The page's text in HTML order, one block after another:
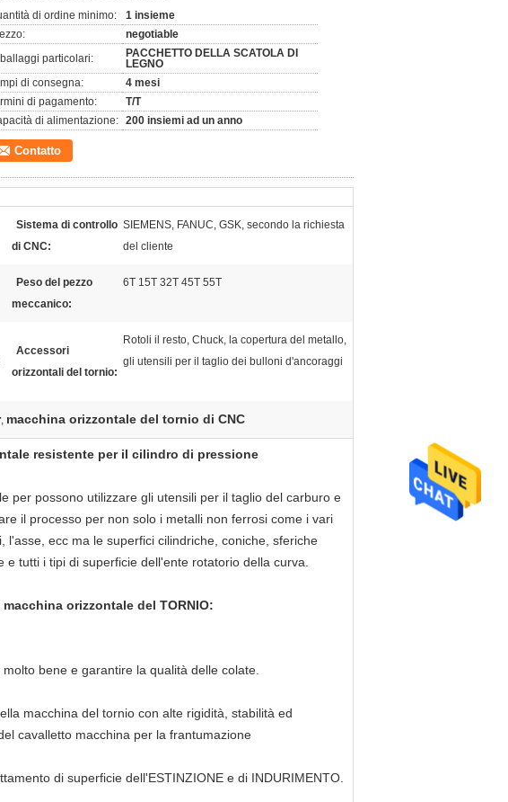
di ordine minimo:
1 insieme
negotiable
particolari:
PACCHETTO DELLA SCATOLA DI
LEGNO
di consegna:
4 mesi
di pagamento:
T/T
di alimentazione: 200 insiemi ad un anno
Contatto
Sistema di controllo
di CNC:
SIEMENS, FANUC, GSK, secondo la richiesta
del cliente
Peso del pezzo
meccanico:
6T 15T 32T 45T 55T
Accessori
orizzontali del tornio:
Rotoli il resto, Chuck, la copertura del metallo,
gli utensili per il taglio dei bulloni d'ancoraggi
, macchina orizzontale del tornio di CNC
resistente per il cilindro di pressione
per possono utilizzare gli utensili per il taglio del carburo e
il processo per non solo i metalli non ferrosi come i vari
ecc ma le superfici cilindriche, coniche, sferiche
tutti i tipi di superficie dell'ente rotatorio della curva.
macchina orizzontale del TORNIO:
bene e garantire la qualità delle colate.
macchina del tornio con alte rigidità, stabilità ed
cavalletto macchina per la frantumazione
di superficie dell'ESTINZIONE e di INDURIMENTO.